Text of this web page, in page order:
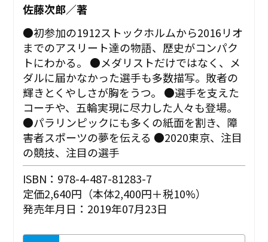
佐藤次郎／著
●初参加の1912ストックホルムから2016リオ
までのアスリート達の物語、歴史がコンパク
トにわかる。 ●メダリストだけではなく、メ
ダルに届かなかった選手も多数描写。敗者の
輝きとくやしさが胸をうつ。 ●選手を支えた
コーチや、五輪実現に尽力した人々も登場。
●パラリンピックにも多くの紙面を割き、障
害者スポーツの夢を伝える ●2020東京、注目
の競技、注目の選手
ISBN：978-4-487-81283-7
定価2,640円（本体2,400円＋税10%）
発売年月日：2019年07月23日